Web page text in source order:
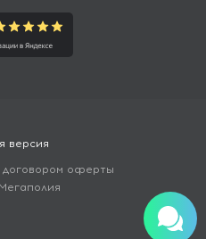
версия
договором оферты